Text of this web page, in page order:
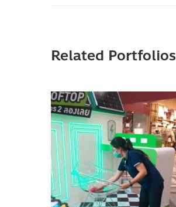
Related Portfolios